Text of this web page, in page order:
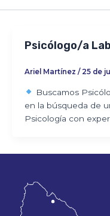
Psicólogo/a
Ariel Martínez / 25 de
Buscamos
en la búsqueda de
Psicología con